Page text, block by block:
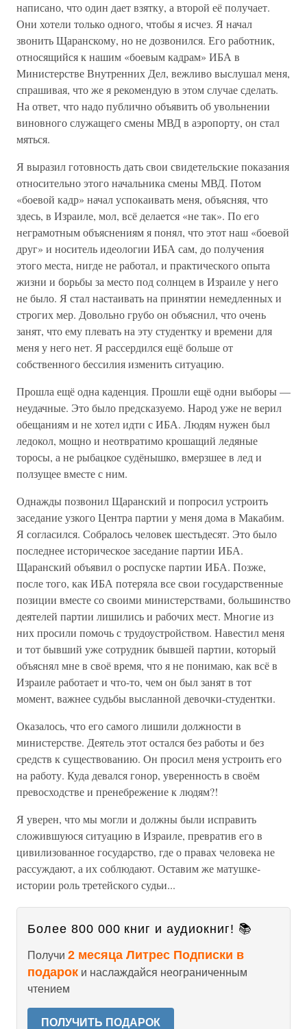
написано, что один дает взятку, а второй её получает.
Они хотели только одного, чтобы я исчез. Я начал
звонить Щаранскому, но не дозвонился. Его работник,
относящийся к нашим «боевым кадрам» ИБА в
Министерстве Внутренних Дел, вежливо выслушал меня,
спрашивая, что же я рекомендую в этом случае сделать.
На ответ, что надо публично объявить об увольнении
виновного служащего смены МВД в аэропорту, он стал
мяться.
Я выразил готовность дать свои свидетельские показания
относительно этого начальника смены МВД. Потом
«боевой кадр» начал успокаивать меня, объясняя, что
здесь, в Израиле, мол, всё делается «не так». По его
неграмотным объяснениям я понял, что этот наш «боевой
друг» и носитель идеологии ИБА сам, до получения
этого места, нигде не работал, и практического опыта
жизни и борьбы за место под солнцем в Израиле у него
не было. Я стал настаивать на принятии немедленных и
строгих мер. Довольно грубо он объяснил, что очень
занят, что ему плевать на эту студентку и времени для
меня у него нет. Я рассердился ещё больше от
собственного бессилия изменить ситуацию.
Прошла ещё одна каденция. Прошли ещё одни выборы —
неудачные. Это было предсказуемо. Народ уже не верил
обещаниям и не хотел идти с ИБА. Людям нужен был
ледокол, мощно и неотвратимо крошащий ледяные
торосы, а не рыбацкое судёнышко, вмерзшее в лед и
ползущее вместе с ним.
Однажды позвонил Щаранский и попросил устроить
заседание узкого Центра партии у меня дома в Макабим.
Я согласился. Собралось человек шестьдесят. Это было
последнее историческое заседание партии ИБА.
Щаранский объявил о роспуске партии ИБА. Позже,
после того, как ИБА потеряла все свои государственные
позиции вместе со своими министерствами, большинство
деятелей партии лишились и рабочих мест. Многие из
них просили помочь с трудоустройством. Навестил меня
и тот бывший уже сотрудник бывшей партии, который
объяснял мне в своё время, что я не понимаю, как всё в
Израиле работает и что-то, чем он был занят в тот
момент, важнее судьбы высланной девочки-студентки.
Оказалось, что его самого лишили должности в
министерстве. Деятель этот остался без работы и без
средств к существованию. Он просил меня устроить его
на работу. Куда девался гонор, уверенность в своём
превосходстве и пренебрежение к людям?!
Я уверен, что мы могли и должны были исправить
сложившуюся ситуацию в Израиле, превратив его в
цивилизованное государство, где о правах человека не
рассуждают, а их соблюдают. Оставим же матушке-
истории роль третейского судьи...
Более 800 000 книг и аудиокниг! 📚
Получи 2 месяца Литрес Подписки в
подарок и наслаждайся неограниченным
чтением
ПОЛУЧИТЬ ПОДАРОК